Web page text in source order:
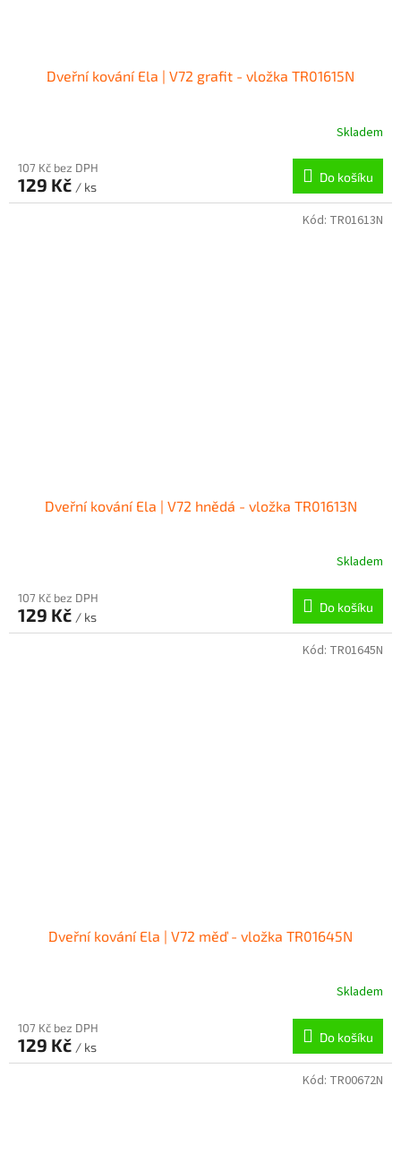
Dveřní kování Ela | V72 grafit - vložka TR01615N
Skladem
107 Kč bez DPH
129 Kč / ks
Do košíku
Dveřní kování Ela | V72 hnědá - vložka TR01613N
Skladem
107 Kč bez DPH
129 Kč / ks
Do košíku
Kód: TR01613N
Dveřní kování Ela | V72 měď - vložka TR01645N
Skladem
107 Kč bez DPH
129 Kč / ks
Do košíku
Kód: TR01645N
Kód: TR00672N